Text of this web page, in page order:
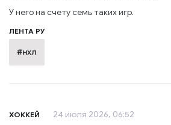
У него на счету семь таких игр.
ЛЕНТА РУ
#нхл
ХОККЕЙ 24 июля 2026, 06:52